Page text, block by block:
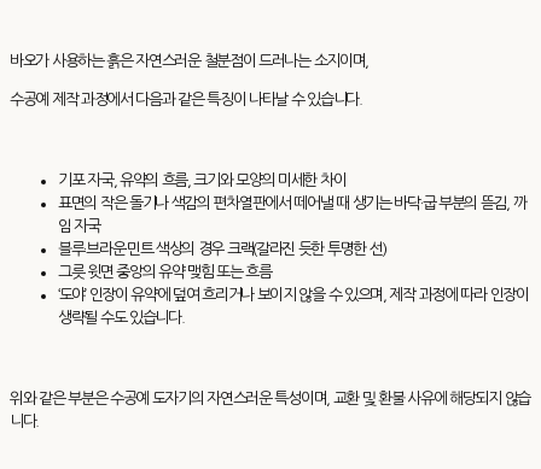
바오가 사용하는 흙은 자연스러운 철분점이 드러나는 소지이며,
수공예 제작 과정에서 다음과 같은 특징이 나타날 수 있습니다.
기포 자국, 유약의 흐름, 크기와 모양의 미세한 차이
표면의 작은 돌기나 색감의 편차열판에서 떼어낼 때 생기는 바닥·굽 부분의 뜯김, 까
임 자국
블루·브라운·민트 색상의 경우 크랙(갈라진 듯한 투명한 선)
그릇 윗면 중앙의 유약 맺힘 또는 흐름
‘도야’ 인장이 유약에 덮여 흐리거나 보이지 않을 수 있으며, 제작 과정에 따라 인장이
생략될 수도 있습니다.
위와 같은 부분은 수공예 도자기의 자연스러운 특성이며, 교환 및 환불 사유에 해당되지 않습
니다.